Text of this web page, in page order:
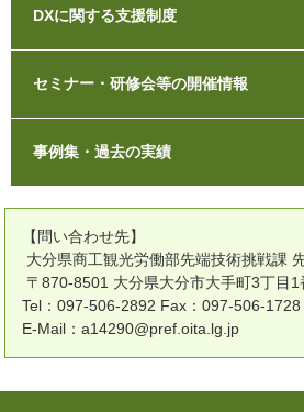
DXに関する支援制度
セミナー・研修会等の開催情報
事例集・過去の実績
【問い合わせ先】
大分県商工観光労働部先端技術挑戦課
〒870-8501 大分県大分市大手町3丁目1
Tel：097-506-2892 Fax：097-506-1728
E-Mail：a14290@pref.oita.lg.jp